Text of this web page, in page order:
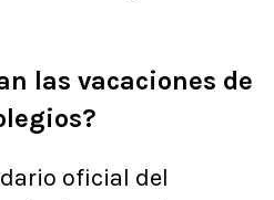
las vacaciones de
oficial del